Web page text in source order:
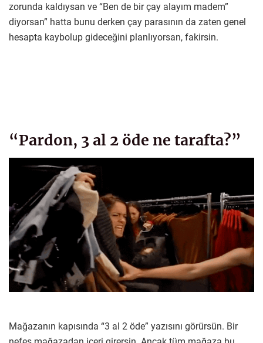
zorunda kaldıysan ve “Ben de bir çay alayım madem”
diyorsan” hatta bunu derken çay parasının da zaten genel
hesapta kaybolup gideceğini planlıyorsan, fakirsin.
“Pardon, 3 al 2 öde ne tarafta?”
Mağazanın kapısında “3 al 2 öde” yazısını görürsün. Bir